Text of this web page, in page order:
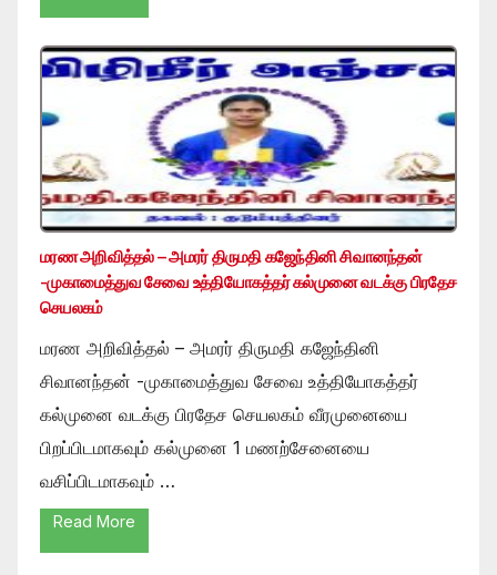
மரண அறிவித்தல் – அமரர் திருமதி கஜேந்தினி சிவானந்தன்
-முகாமைத்துவ சேவை உத்தியோகத்தர் கல்முனை வடக்கு பிரதேச
செயலகம்
மரண அறிவித்தல் – அமரர் திருமதி கஜேந்தினி
சிவானந்தன் -முகாமைத்துவ சேவை உத்தியோகத்தர்
கல்முனை வடக்கு பிரதேச செயலகம் வீரமுனையை
பிறப்பிடமாகவும் கல்முனை 1 மணற்சேனையை
வசிப்பிடமாகவும் …
Read More